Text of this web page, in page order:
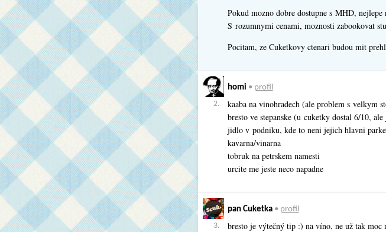
Pokud mozno dobre dostupne s MHD, nejlepe
S rozumnymi cenami, moznosti zabookovat
Pocitam, ze Cuketkovy ctenari budou mit
2.
homi • profil
kaaba na vinohradech (ale problem s velkym
bresto ve stepanske (u cuketky dostal 6/10,
jidlo v podniku, kde to neni jejich hlavni
kavarna/vinarna
tobruk na petrskem namesti
urcite me jeste neco napadne
3.
pan Cuketka• profil
bresto je výtečný tip :) na víno, ne už tak moc